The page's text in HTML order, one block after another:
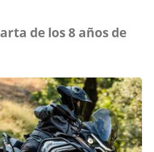
de los 8 años de